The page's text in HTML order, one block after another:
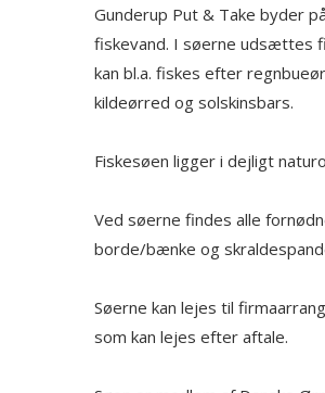
Gunderup Put & Take byder
fiskevand. I søerne udsættes
kan bl.a. fiskes efter
kildeørred og solskinsbars.
Fiskesøen ligger i dejligt
Ved søerne findes alle
borde/bænke og
Søerne kan lejes til
som kan lejes efter aftale.